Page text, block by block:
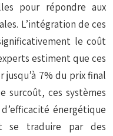
pour répondre aux
L’intégration de ces
le coût
estiment que ces
7% du prix final
surcoût, ces systèmes
énergétique
se traduire par des